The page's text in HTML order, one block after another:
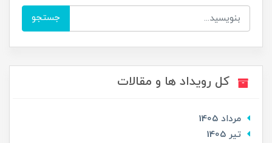
جستجو
کل رویداد ها و مقالات
مرداد 1405
تير 1405